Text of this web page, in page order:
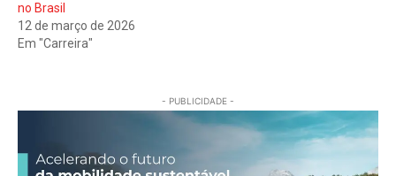
no Brasil
12 de março de 2026
Em "Carreira"
- PUBLICIDADE -